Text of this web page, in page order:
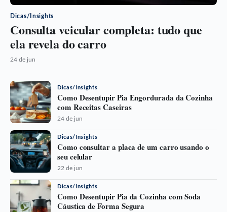
Dicas/Insights
Consulta veicular completa: tudo que
ela revela do carro
24 de jun
Dicas/Insights
Como Desentupir Pia Engordurada da Cozinha
com Receitas Caseiras
24 de jun
Dicas/Insights
Como consultar a placa de um carro usando o
seu celular
22 de jun
Dicas/Insights
Como Desentupir Pia da Cozinha com Soda
Cáustica de Forma Segura